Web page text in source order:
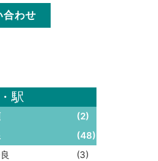
合わせ
駅
(2)
(48)
(3)